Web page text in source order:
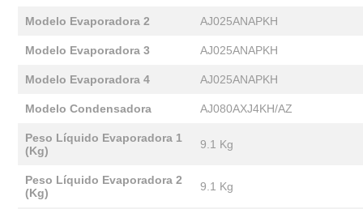
Modelo Evaporadora 2 AJ025ANAPKH
Modelo Evaporadora 3 AJ025ANAPKH
Modelo Evaporadora 4 AJ025ANAPKH
Modelo Condensadora AJ080AXJ4KH/AZ
Peso Líquido Evaporadora 1
(Kg)
9.1 Kg
Peso Líquido Evaporadora 2
(Kg)
9.1 Kg